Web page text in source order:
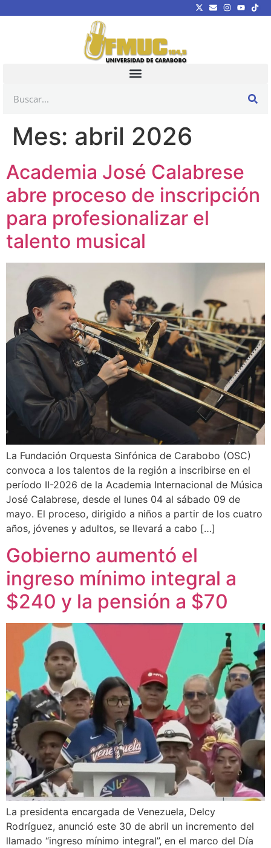
Mes: abril 2026
Academia José Calabrese
abre proceso de inscripción
para profesionalizar el
talento musical
La Fundación Orquesta Sinfónica de Carabobo (OSC)
convoca a los talentos de la región a inscribirse en el
período II-2026 de la Academia Internacional de Música
José Calabrese, desde el lunes 04 al sábado 09 de
mayo. El proceso, dirigido a niños a partir de los cuatro
años, jóvenes y adultos, se llevará a cabo […]
Gobierno aumentó el
ingreso mínimo integral a
$240 y la pensión a $70
La presidenta encargada de Venezuela, Delcy
Rodríguez, anunció este 30 de abril un incremento del
llamado “ingreso mínimo integral”, en el marco del Día